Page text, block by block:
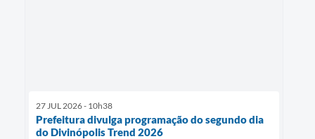
27 JUL 2026 - 10h38
Prefeitura divulga programação do segundo dia
do Divinópolis Trend 2026